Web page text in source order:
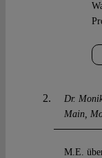
Dr.
Main
M.E.